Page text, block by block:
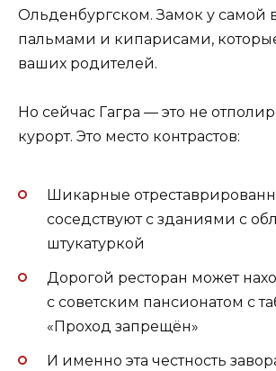
Ольденбургском. Замок у самой
пальмами и кипарисами,
ваших родителей.
Но сейчас Гагра — это не
курорт. Это место контрастов:
Шикарные
соседствуют с зданиями с
штукатуркой
Дорогой ресторан может
с советским пансионатом с
«Проход запрещён»
И именно эта честность